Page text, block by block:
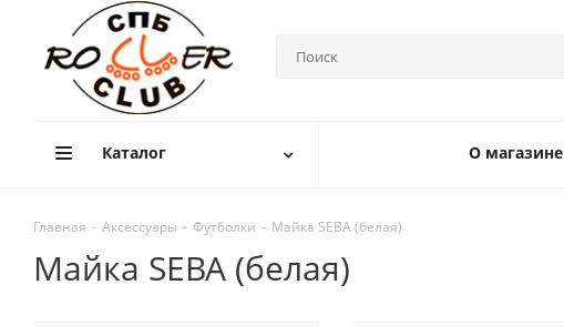
Каталог О магазине
Главная - Аксессуары - Футболки - Майка SEBA (белая)
Майка SEBA (белая)